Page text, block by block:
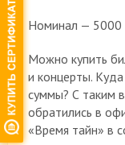
Номинал — 5000
Можно купить
и концерты.
суммы? С таким
обратились в
«Время тайн» в